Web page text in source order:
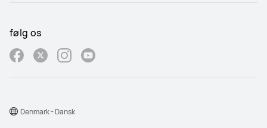
følg os
Denmark - Dansk